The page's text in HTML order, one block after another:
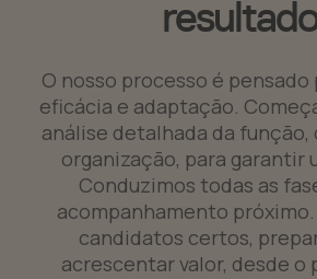
O nosso processo é
eficácia e adaptação.
análise detalhada da função,
organização, para garantir
Conduzimos todas as
acompanhamento
candidatos certos,
acrescentar valor, desde o